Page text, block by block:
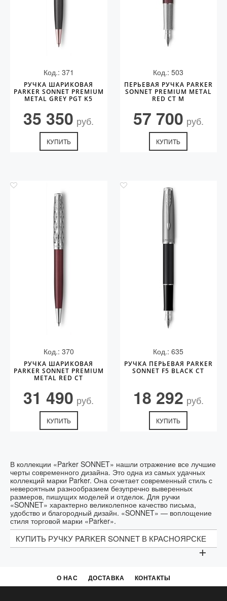
Код.: 371
РУЧКА ШАРИКОВАЯ
PARKER SONNET PREMIUM
METAL GREY PGT K5
35 350 руб.
КУПИТЬ
Код.: 503
ПЕРЬЕВАЯ РУЧКА PARKER
SONNET PREMIUM METAL
RED CT M
57 700 руб.
КУПИТЬ
Код.: 370
РУЧКА ШАРИКОВАЯ
PARKER SONNET PREMIUM
METAL RED CT
31 490 руб.
КУПИТЬ
Код.: 635
РУЧКА ПЕРЬЕВАЯ PARKER
SONNET F5 BLACK CT
18 292 руб.
КУПИТЬ
В коллекции «Parker SONNET» нашли отражение все лучшие
черты современного дизайна. Это одна из самых удачных
коллекций марки Parker. Она сочетает современный стиль с
невероятным разнообразием безупречно выверенных
размеров, пишущих моделей и отделок. Для ручки
«SONNET» характерно великолепное качество письма,
удобство и благородный дизайн. «SONNET» — воплощение
стиля торговой марки «Parker».
КУПИТЬ РУЧКУ PARKER SONNET В КРАСНОЯРСКЕ
+
— в 1888 году в Джейнсвилле, штат Висконсин.
Поиск лучшего инструмента для письма побудил
его основать компанию Parker, а дальше стиль и
О НАС ДОСТАВКА КОНТАКТЫ